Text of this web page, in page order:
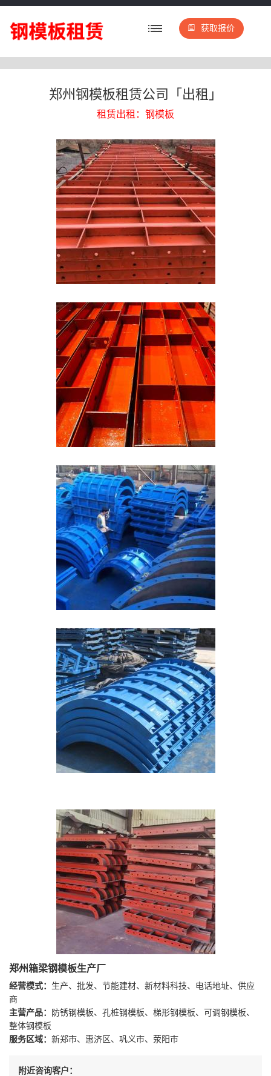
获取报价
郑州钢模板租赁公司「出租」
租赁出租：钢模板
郑州箱梁钢模板生产厂
经营模式： 生产、批发、节能建材、新材料科技、电话地址、供应
商
主营产品：
防锈钢模板、孔桩钢模板、梯形钢模板、可调钢模板、
整体钢模板
服务区域： 新郑市、惠济区、巩义市、荥阳市
附近咨询客户：